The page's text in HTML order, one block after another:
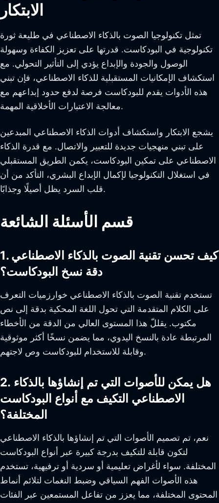
الابتكار
تمثل تكنولوجيا الصوت بالذكاء الاصطناعي في طليعة ثورة
تكنولوجية في البودكاست. قدرتها على تعزيز الكفاءة وسهولة
الوصول والجودة والإبداع يؤدي إلى التأثير التحولي. مع
استكشاف الإمكانيات المستقبلية للذكاء الاصطناعي، فإن تبني
هذه الأدوات يقدم للبودكاست فرصة لدفع حدود إبداعهم مع
معالجة الاعتبارات الأخلاقية المهمة.
يشجع الابتكار واستكشاف أدوات الذكاء الاصطناعي المبدعين
على تبني منهجيات جديدة للتعبير والاتصال. مع قدرة الذكاء
الاصطناعي على تمكين البودكاست، يكمن الطريق المستقبلي
في استغلال التكنولوجيا لإكمال الإبداع البشري، التأكد من أن
قلب السرد يظل أصيلًا وجذابًا.
قسم الأسئلة الشائعة
1. كيف تحسن تقنية الصوت بالذكاء الاصطناعي
دقة نسخ البودكاست؟
تستخدم تقنية الصوت بالذكاء الاصطناعي خوارزميات التعرف
على الكلام المتقدمة التي تحول اللغة المحكية بدقة إلى نص
مكتوب. يقللّ هذا المستوى العالي من الدقة من الأخطاء
المرتبطة عادة بالنسخ اليدوي، مما يضمن نسخًا أكثر موثوقية
وقابلة للاستخدام للبودكاست وص لاجتهم.
2. هل يمكن للأصوات التي تم إنشاؤها بالذكاء
الاصطناعي التكيف مع أنواع البودكاست
المختلفة؟
نعم، تم تصميم الأصوات التي تم إنشاؤها بالذكاء الاصطناعي
لتكون قابلة للتكيف بدرجة كبيرة عبر أنواع البودكاست
المختلفة. سواء لأغراض تعليمية أو سردية أو ترفيهية، تستخدم
هذه الأصوات الفهم السياقي وضبط النغمات لتلائم أنماط
المحتوى المختلفة، مما يعزز من تفاعل المستمعين عبر الفئات